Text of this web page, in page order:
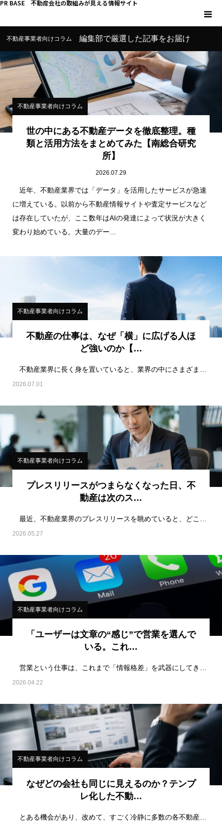
PR BASE 不動産会社の取組みが見える情報サイト
不動産事業者向けコラム 編集部で厳選した記事をお届け
不動産事業者向けコラム
世の中にある不動産データを徹底整理。種
類と活用方法をまとめてみた【南総合研究
所】
2026.07.29
近年、不動産業界では「データ」を活用したサービスが急速
に増えている。以前から不動産情報サイトや査定サービスなど
は存在していたが、ここ数年はAIの発達によって状況が大きく
変わり始めている。大量のデー…
不動産事業者向けコラム
不動産の仕事は、なぜ「横」に広げる人ほ
ど強いのか【…
2026.07.01
不動産事業者向けコラム
プレスリリースがつまらなくなった日、不
動産は次のス…
2026.05.27
不動産事業者向けコラム
「ユーザーは文章の“感じ”で営業を選んで
いる。これ…
営業という仕事は、これまで「情報格差」を武器にしてきた側面が強い。物件情報、契約知識、相場観、こ…
2026.04.22
不動産事業者向けコラム
なぜどの会社も同じに見えるのか？テンプ
レ化した不動…
とある機会があり、改めて、すごく冷静に多数の各不動産会社のホームページを見ることがあ…
HOME
PR BASEとは
キーマンインタビュー
不動産 YouTube